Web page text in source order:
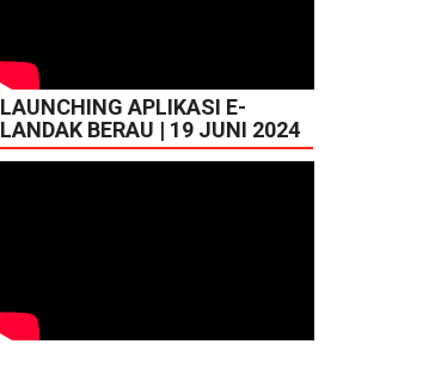
LAUNCHING APLIKASI E-
LANDAK BERAU | 19 JUNI 2024